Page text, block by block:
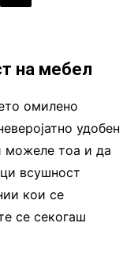
на мебел
омилено
удобен
можеле тоа и да
всушност
кои се
се секогаш